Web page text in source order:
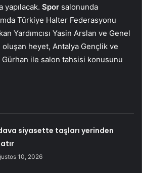
yapılacak. Spor salonunda
Türkiye Halter Federasyonu
Yardımcısı Yasin Arslan ve Genel
oluşan heyet, Antalya Gençlik ve
ile salon tahsisi konusunu
siyasette taşları yerinden
10, 2026